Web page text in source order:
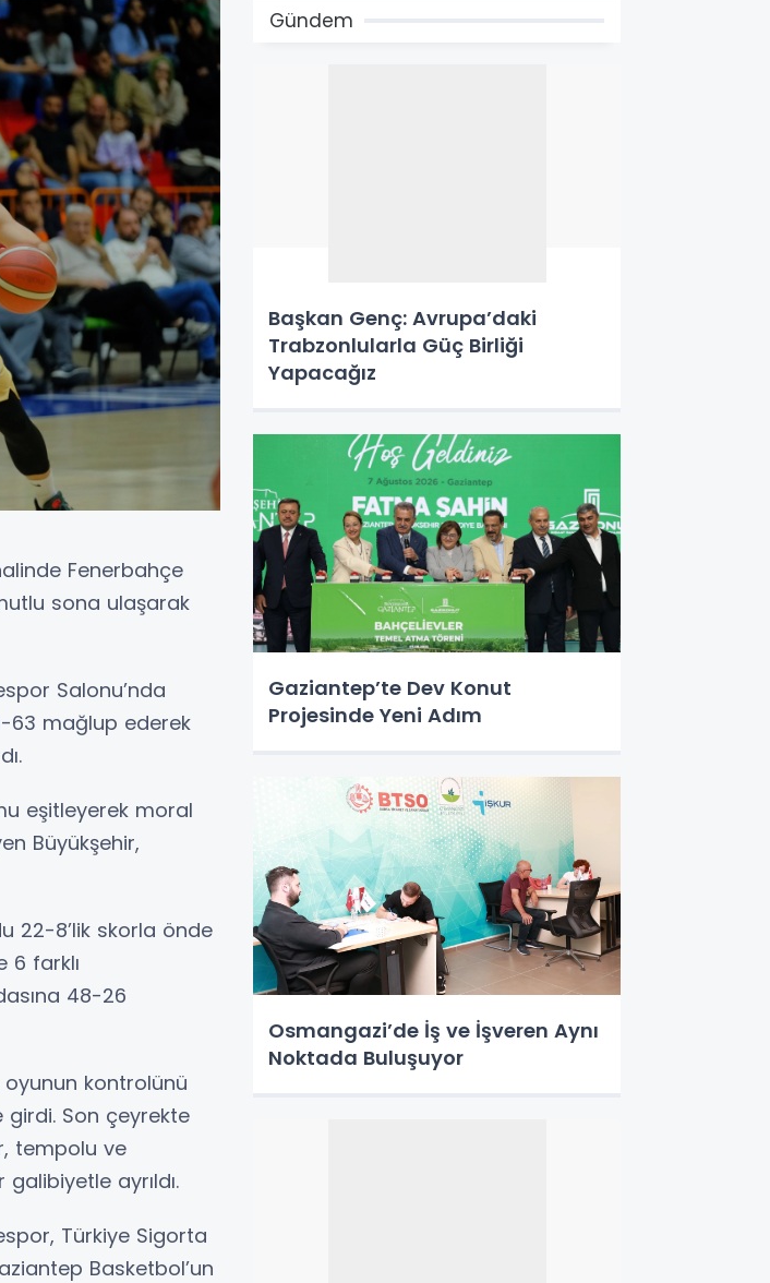
Fenerbahçe
sona ulaşarak
Salonu’nda
63 mağlup ederek
eşitleyerek moral
Büyükşehir,
22-8’lik skorla önde
6 farklı
48-26
kontrolünü
girdi. Son çeyrekte
tempolu ve
ayrıldı.
Türkiye Sigorta
Basketbol’un
Gündem
Başkan Genç: Avrupa’daki
Trabzonlularla Güç Birliği
Yapacağız
Gaziantep’te Dev Konut
Projesinde Yeni Adım
Osmangazi’de İş ve İşveren Aynı
Noktada Buluşuyor